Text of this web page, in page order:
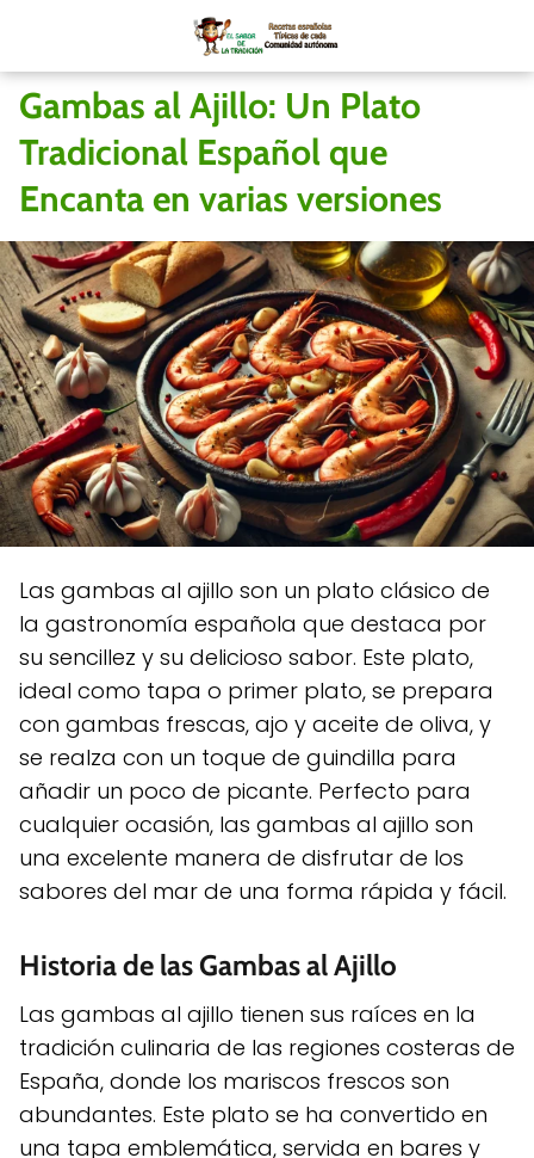
Gambas al Ajillo: Un Plato
Tradicional Español que
Encanta en varias versiones
Las gambas al ajillo son un plato clásico de
la gastronomía española que destaca por
su sencillez y su delicioso sabor. Este plato,
ideal como tapa o primer plato, se prepara
con gambas frescas, ajo y aceite de oliva, y
se realza con un toque de guindilla para
añadir un poco de picante. Perfecto para
cualquier ocasión, las gambas al ajillo son
una excelente manera de disfrutar de los
sabores del mar de una forma rápida y fácil.
Historia de las Gambas al Ajillo
Las gambas al ajillo tienen sus raíces en la
tradición culinaria de las regiones costeras de
España, donde los mariscos frescos son
abundantes. Este plato se ha convertido en
una tapa emblemática, servida en bares y